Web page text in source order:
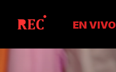
EN VIVO